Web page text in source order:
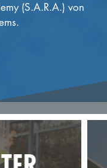
(S.A.R.A.) von